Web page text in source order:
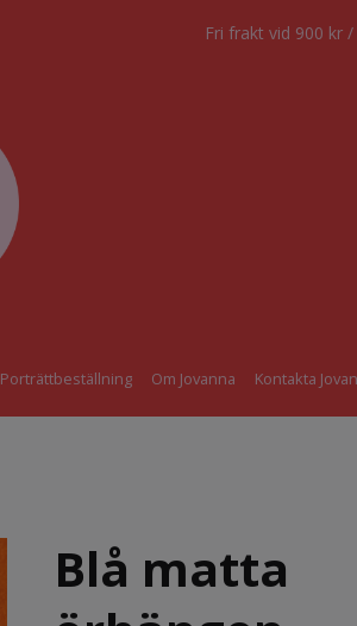
Fri frakt vid 900 kr
Porträttbeställning Om Jovanna Kontakta
Blå matta